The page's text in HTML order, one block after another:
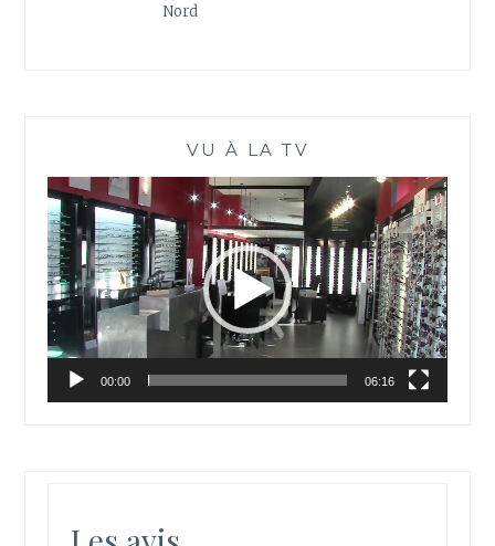
Nord
VU À LA TV
Lecteur
vidéo
00:00 06:16